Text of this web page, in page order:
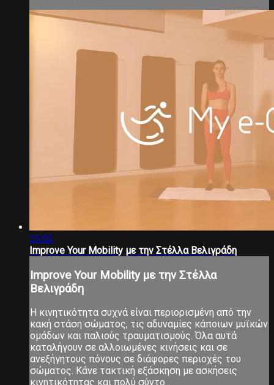
25:02
Improve Your Mobility με την Στέλλα Βελιγράδη
Improve Your Mobility με την Στέλλα
Βελιγράδη
Η κινητικότητα συχνά είναι περιορισμένη από την
κακή στάση σώματος, τις αδυναμίες κάποιων μυϊκών
ομάδων και παλιούς τραυματισμούς. Όλα αυτά
καταλήγουν σε αλλοιωμένες κινήσεις και σε
ανεξήγητους πόνους σε διάφορες περιοχές του
σώματος. Κάνε τακτική εξάσκηση με ασκήσεις
κινητικότητας και πολύ σύντο...